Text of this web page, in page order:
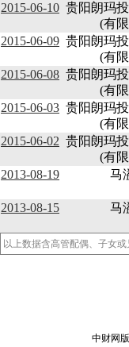
2015-06-10 贵阳朗玛
(有
2015-06-09 贵阳朗玛
(有
2015-06-08 贵阳朗玛
(有
2015-06-03 贵阳朗玛
(有
2015-06-02 贵阳朗玛
(有
2013-08-19 马
2013-08-15 马
以上数据含高管配偶、子女
中财网